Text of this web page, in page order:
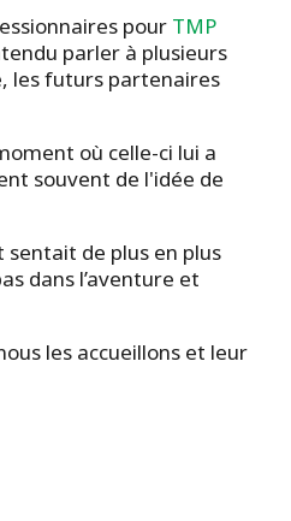
pour TMP
parler à plusieurs
les futurs partenaires
où celle-ci lui a
souvent de l'idée de
sentait de plus en plus
dans l’aventure et
les accueillons et leur